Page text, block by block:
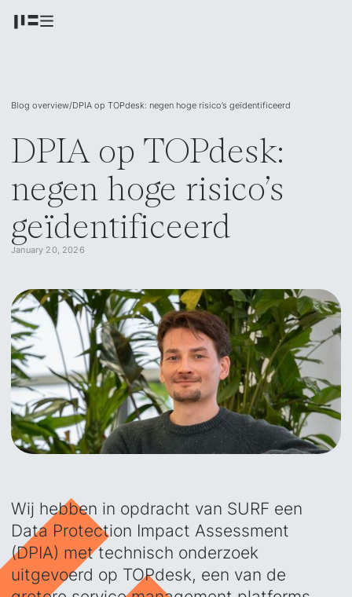
DPIA op TOPdesk:
negen hoge risico’s
geïdentificeerd
January 20, 2026
Blog overview/DPIA op TOPdesk: negen hoge risico’s geïdentificeerd
Wij hebben in opdracht van SURF een
Data Protection Impact Assessment
(DPIA) met technisch onderzoek
uitgevoerd op TOPdesk, een van de